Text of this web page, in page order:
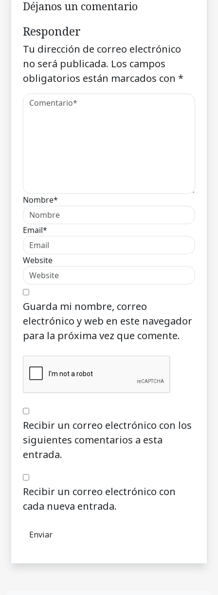
Déjanos un comentario
Responder
Tu dirección de correo electrónico
no será publicada. Los campos
obligatorios están marcados con *
Nombre*
Email*
Website
Guarda mi nombre, correo
electrónico y web en este navegador
para la próxima vez que comente.
Recibir un correo electrónico con los
siguientes comentarios a esta
entrada.
Recibir un correo electrónico con
cada nueva entrada.